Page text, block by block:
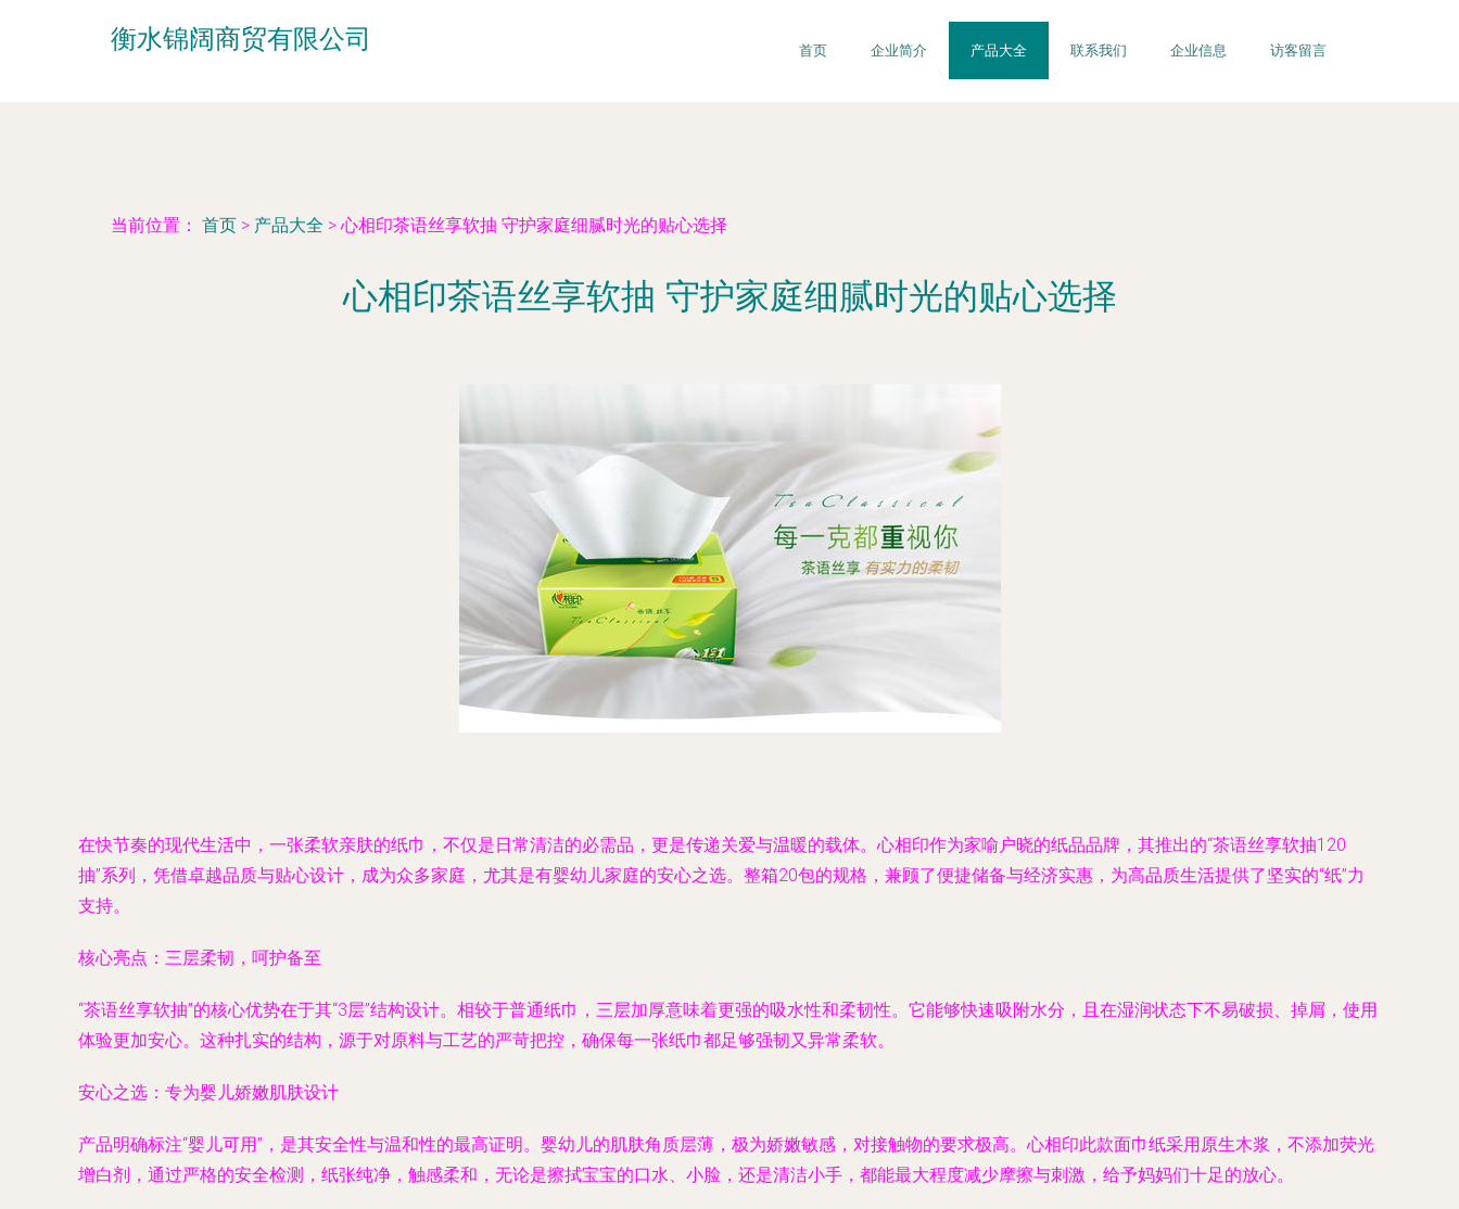
衡水锦阔商贸有限公司 首页 企业简介 产品大全 联系我们 企业信息 访客留言
当前位置： 首页 > 产品大全 > 心相印茶语丝享软抽 守护家庭细腻时光的贴心选择
心相印茶语丝享软抽 守护家庭细腻时光的贴心选择
在快节奏的现代生活中，一张柔软亲肤的纸巾，不仅是日常清洁的必需品，更是传递关爱与温暖的载体。心相印作为家喻户晓的纸品品牌，其推出的“茶语丝享软抽120
抽”系列，凭借卓越品质与贴心设计，成为众多家庭，尤其是有婴幼儿家庭的安心之选。整箱20包的规格，兼顾了便捷储备与经济实惠，为高品质生活提供了坚实的“纸”力
支持。
核心亮点：三层柔韧，呵护备至
“茶语丝享软抽”的核心优势在于其“3层”结构设计。相较于普通纸巾，三层加厚意味着更强的吸水性和柔韧性。它能够快速吸附水分，且在湿润状态下不易破损、掉屑，使用
体验更加安心。这种扎实的结构，源于对原料与工艺的严苛把控，确保每一张纸巾都足够强韧又异常柔软。
安心之选：专为婴儿娇嫩肌肤设计
产品明确标注“婴儿可用”，是其安全性与温和性的最高证明。婴幼儿的肌肤角质层薄，极为娇嫩敏感，对接触物的要求极高。心相印此款面巾纸采用原生木浆，不添加荧光
增白剂，通过严格的安全检测，纸张纯净，触感柔和，无论是擦拭宝宝的口水、小脸，还是清洁小手，都能最大程度减少摩擦与刺激，给予妈妈们十足的放心。